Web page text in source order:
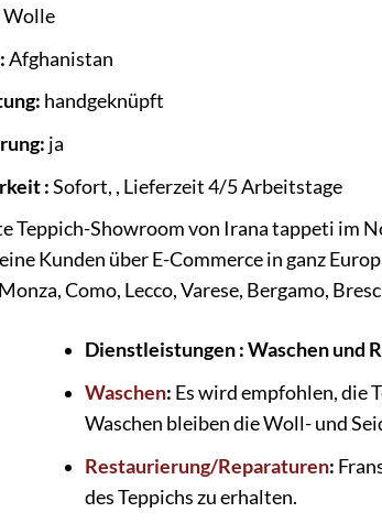
Wolle
Afghanistan
handgeknüpft
ja
:Sofort, , Lieferzeit 4/5 Arbeitstage
Teppich-Showroom von Irana tappeti im
Kunden über E-Commerce in ganz
Como, Lecco, Varese, Bergamo,
Dienstleistungen : Waschen und
Waschen: Es wird empfohlen, die
Waschen bleiben die Woll- und
Restaurierung/Reparaturen:
des Teppichs zu erhalten.